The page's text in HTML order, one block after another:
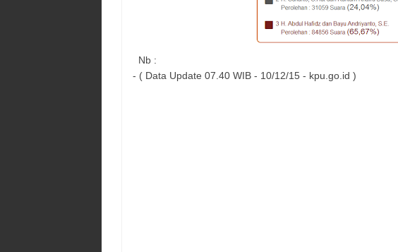
Nb :
- ( Data Update 07.40 WIB - 10/12/15 - kpu.go.id )